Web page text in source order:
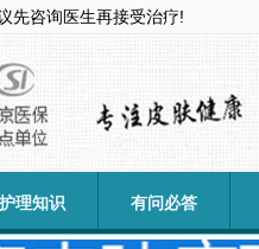
先咨询医生再接受治疗!
护理知识 有问必答